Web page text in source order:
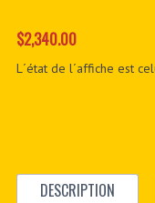
$2,340.00
L´état de l´affiche est
DESCRIPTION